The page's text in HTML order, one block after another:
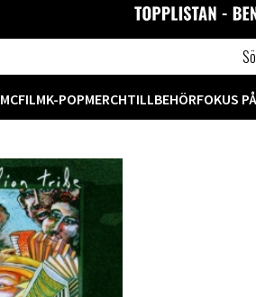
MCFILMK-POPMERCHTILLBEHÖRFOKUS